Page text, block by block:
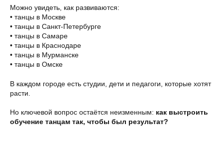
Можно увидеть, как развиваются:
• танцы в Москве
• танцы в Санкт-Петербурге
• танцы в Самаре
• танцы в Краснодаре
• танцы в Мурманске
• танцы в Омске
В каждом городе есть студии, дети и педагоги, которые хотят
расти.
Но ключевой вопрос остаётся неизменным: как выстроить
обучение танцам так, чтобы был результат?